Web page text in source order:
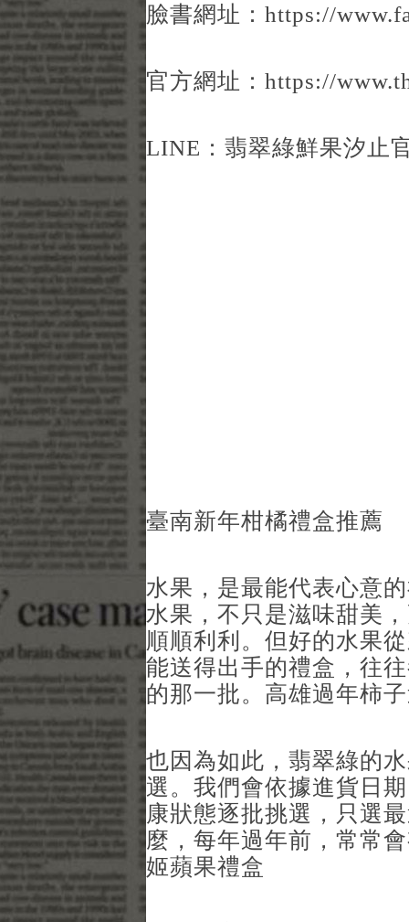
臉書網址： https://
官方網址： https://
LINE： 翡翠綠鮮果汐止
臺南新年柑橘禮盒推薦
水果，是最能代表心意
水果，不只是滋味甜美
順順利利。但好的水果
能送得出手的禮盒，往
的那一批。高雄過年柿
也因為如此，翡翠綠的
選。我們會依據進貨日
康狀態逐批挑選，只選
麼，每年過年前，常常
姬蘋果禮盒